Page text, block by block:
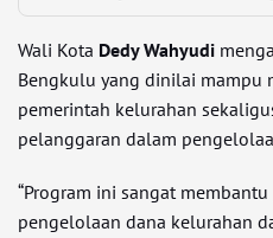
Wali Kota Dedy Wahyudi
Bengkulu yang dinilai mampu
pemerintah kelurahan
pelanggaran dalam
“Program ini sangat
pengelolaan dana kelurahan